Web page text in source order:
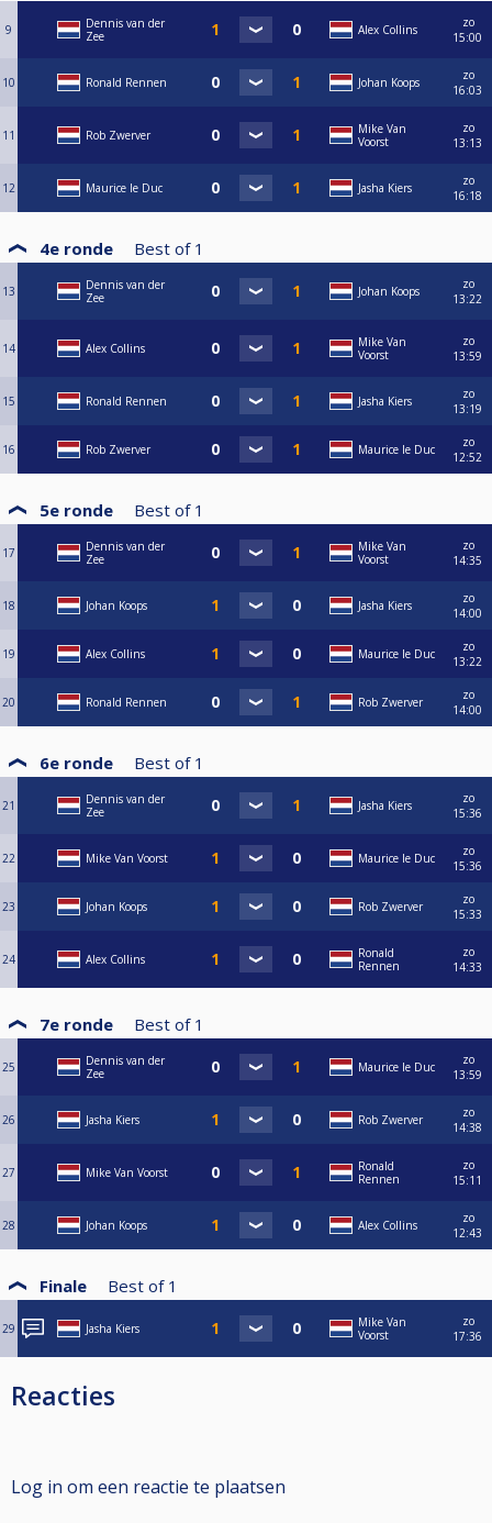
9
Dennis van der
Zee
Alex Collins
zo
15:00
10 Ronald Rennen Johan Koops
zo
16:03
11 Rob Zwerver
Mike Van
Voorst
zo
13:13
12 Maurice le Duc Jasha Kiers
zo
16:18
4e ronde Best of 1
13
Dennis van der
Zee
Johan Koops
zo
13:22
14 Alex Collins
Mike Van
Voorst
zo
13:59
15 Ronald Rennen Jasha Kiers
zo
13:19
16 Rob Zwerver Maurice le Duc
zo
12:52
5e ronde Best of 1
17
Dennis van der
Zee
Mike Van
Voorst
zo
14:35
18 Johan Koops Jasha Kiers
zo
14:00
19 Alex Collins Maurice le Duc
zo
13:22
20 Ronald Rennen Rob Zwerver
zo
14:00
6e ronde Best of 1
21
Dennis van der
Zee
Jasha Kiers
zo
15:36
22 Mike Van Voorst Maurice le Duc
zo
15:36
23 Johan Koops Rob Zwerver
zo
15:33
24 Alex Collins
Ronald
Rennen
zo
14:33
7e ronde Best of 1
25
Dennis van der
Zee
Maurice le Duc
zo
13:59
26 Jasha Kiers Rob Zwerver
zo
14:38
27 Mike Van Voorst
Ronald
Rennen
zo
15:11
28 Johan Koops Alex Collins
zo
12:43
Finale Best of 1
29 Jasha Kiers
Mike Van
Voorst
zo
17:36
Reacties
Log in om een reactie te plaatsen